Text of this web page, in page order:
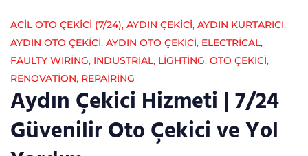
ACİL OTO ÇEKİCİ (7/24), AYDIN ÇEKICI, AYDIN KURTARICI,
AYDIN OTO ÇEKICI, AYDIN OTO ÇEKICI, ELECTRICAL,
FAULTY WIRING, INDUSTRIAL, LIGHTING, OTO ÇEKICI,
RENOVATION, REPAIRING
Aydın Çekici Hizmeti | 7/24
Güvenilir Oto Çekici ve Yol